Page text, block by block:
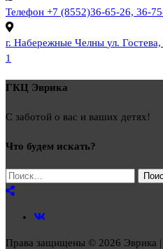
Телефон +7 (8552)36-65-26, 36-
г. Набережные Челны ул.
1
ГКЦ Эврика
С заботой о вас и ваших детях!
Что будем искать?
Найти:
Права защищены © 2026 Эврика |